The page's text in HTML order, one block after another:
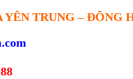
TRUNG – ĐÔNG